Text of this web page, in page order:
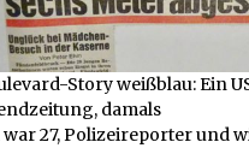
Story weißblau: Ein
damals
27, Polizeireporter und